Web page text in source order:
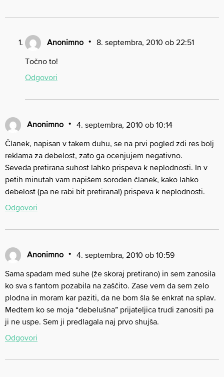
Anonimno 8. septembra, 2010 ob 22:51
Točno to!
Odgovori
Anonimno 4. septembra, 2010 ob 10:14
Članek, napisan v takem duhu, se na prvi pogled zdi res bolj
reklama za debelost, zato ga ocenjujem negativno.
Seveda pretirana suhost lahko prispeva k neplodnosti. In v
petih minutah vam napišem soroden članek, kako lahko
debelost (pa ne rabi bit pretirana!) prispeva k neplodnosti.
Odgovori
Anonimno 4. septembra, 2010 ob 10:59
Sama spadam med suhe (že skoraj pretirano) in sem zanosila
ko sva s fantom pozabila na zaščito. Zase vem da sem zelo
plodna in moram kar paziti, da ne bom šla še enkrat na splav.
Medtem ko se moja “debelušna” prijateljica trudi zanositi pa
ji ne uspe. Sem ji predlagala naj prvo shujša.
Odgovori